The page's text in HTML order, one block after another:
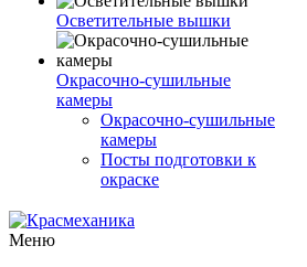
Осветительные вышки
Окрасочно-сушильные
камеры
Окрасочно-сушильные
камеры
Посты подготовки к
окраске
Меню